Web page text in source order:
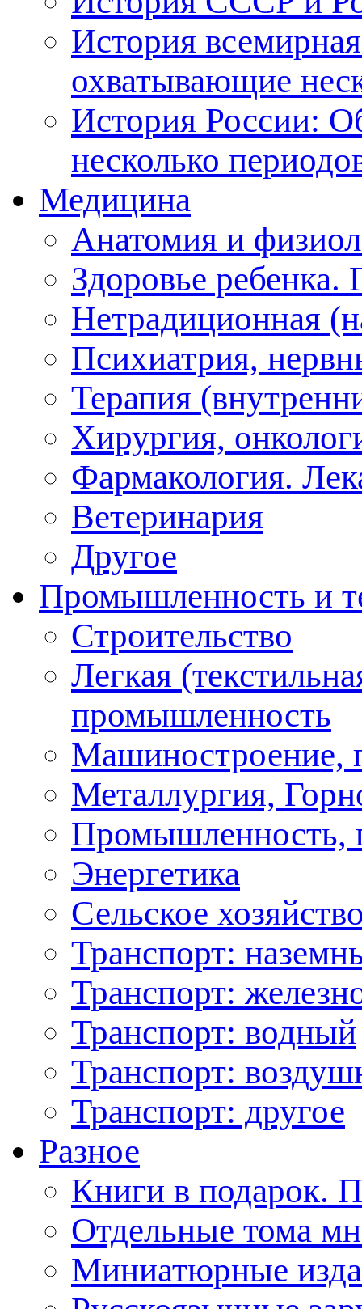
История
охватывающие
История России:
несколько
Медицина
Анатомия и
Здоровье ребенка.
Нетрадиционная
Психиатрия,
Терапия
Хирургия,
Фармакология.
Ветеринария
Другое
Промышленность и
Строительство
Легкая
промышленность
Машиностроение,
Металлургия,
Промышленность,
Энергетика
Сельское
Транспорт:
Транспорт:
Транспорт: водный
Транспорт:
Транспорт: другое
Разное
Книги в подарок.
Отдельные тома
Миниатюрные